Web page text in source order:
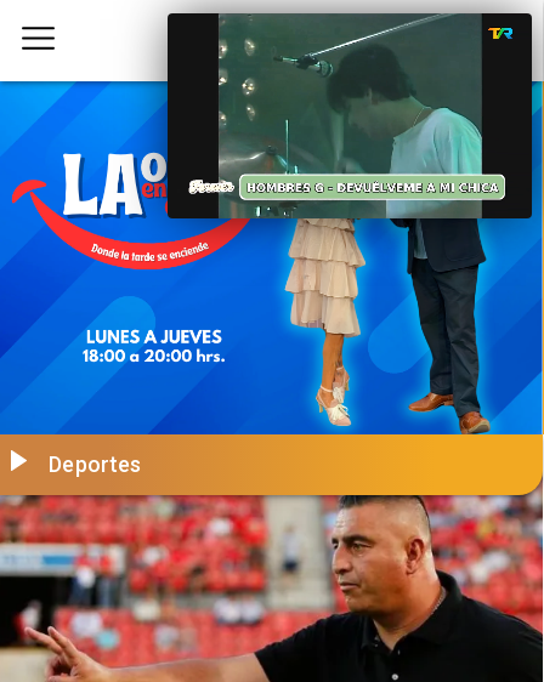
Deportes